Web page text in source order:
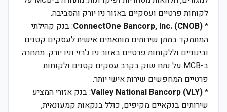
לקוחות פרטיים ועסקיים באזור ניו יורק והסביבה.
*
ConnectOne Bancorp, Inc. (CNOB): בנק קהילתי
המתמקד במתן שירותים מותאמים אישית לעסקים קטנים
ובינוניים וללקוחות פרטיים באזור ניו ג'רזי וניו יורק. מתחרה
ב-MCB על נתח שוק בקרב עסקים קטנים ולקוחות
פרטיים המחפשים שירות אישי יותר.
*
Valley National Bancorp (VLY): בנק אזורי המציע
שירותים בנקאיים מקיפים, כולל בנקאות קמעונאית,